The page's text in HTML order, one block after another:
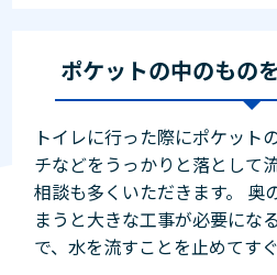
ポケットの中のもの
トイレに行った際にポケット
チなどをうっかりと落として
相談も多くいただきます。 奥
まうと大きな工事が必要にな
で、水を流すことを止めてす